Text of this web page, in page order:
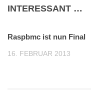
INTERESSANT …
Raspbmc ist nun Final
16. FEBRUAR 2013